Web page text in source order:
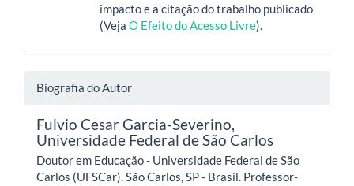
impacto e a citação do trabalho publicado
(Veja O Efeito do Acesso Livre).
Biografia do Autor
Fulvio Cesar Garcia-Severino,
Universidade Federal de São Carlos
Doutor em Educação - Universidade Federal de São
Carlos (UFSCar). São Carlos, SP - Brasil. Professor-